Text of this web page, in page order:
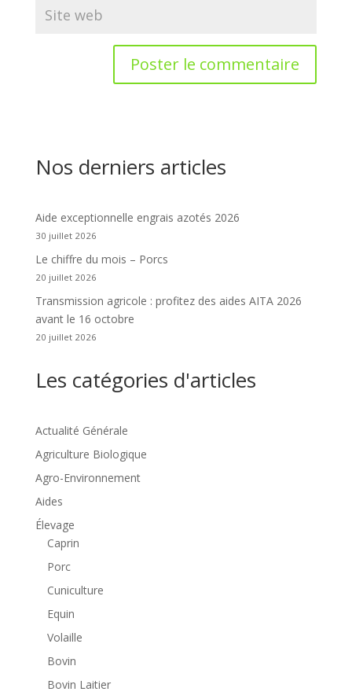
Nos derniers articles
Aide exceptionnelle engrais azotés 2026
30 juillet 2026
Le chiffre du mois – Porcs
20 juillet 2026
Transmission agricole : profitez des aides AITA 2026
avant le 16 octobre
20 juillet 2026
Les catégories d'articles
Actualité Générale
Agriculture Biologique
Agro-Environnement
Aides
Élevage
Caprin
Porc
Cuniculture
Equin
Volaille
Bovin
Bovin Laitier